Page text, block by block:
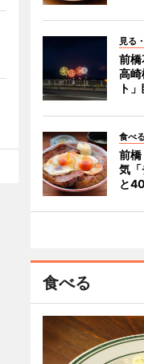
見る
前
高
ト
食べる
前
気
と
食べる